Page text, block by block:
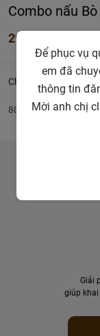
Combo nấu
295.000đ
Chi tiết
800gr sườn dây, 1
Giải
giúp
Để phục vụ
em đã
thông tin
Mời anh chị